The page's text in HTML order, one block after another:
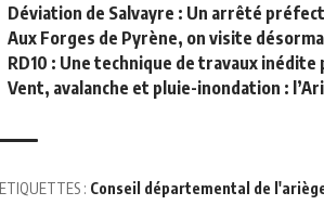
Déviation de Salvayre : Un arrêté
Aux Forges de Pyrène, on visite
RD10 : Une technique de travaux
Vent, avalanche et pluie-inondation :
ETIQUETTES : Conseil départemental de